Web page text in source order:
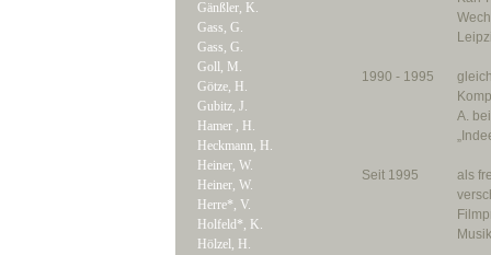
Gänßler, K.
Gass, G.
Gass, G.
Goll, M.
Götze, H.
Gubitz, J.
Hamer , H.
Heckmann, H.
Heiner, W.
Heiner, W.
Herre*, V.
Holfeld*, K.
Hölzel, H.
1990 - 1995
A.
Seit 1995
als